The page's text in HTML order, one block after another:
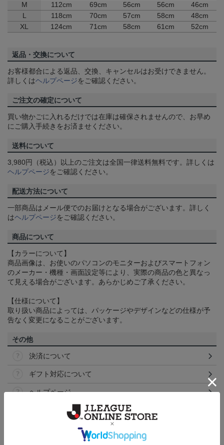
M 112cm 69cm 56cm 56cm
46cm
L
118cm 70cm 57cm 58cm
48cm
XL
124cm 71cm 58cm 61cm 52cm
返品・交換について
お客様都合による返品、交換、キャンセルはお受けできません。
詳しくはヘルプページをご確認ください。
ご注文の確定について
買い物かごに入れるだけでは在庫は確保されませんので、お早め
にご購入手続きをお済ませください。
送料について
3,980円（税込）以上のご注文は全国一律送料無料です。詳しくは
ヘルプページをご確認ください。
配送方法について
一部商品はメール便でのお届けとなる場合がございます。詳しく
はヘルプページをご確認ください。
商品について
【カラーについて】
商品画像は、お使いのパソコンのモニターおよびスマートフォン
のメーカー・機種・画面設定等により、実際の商品の色と異なっ
て見える場合がございます。あらかじめご了承ください。
【仕様について】
取り扱い商品によっては、パッケージやデザインなどの仕様が予
告なく変更になることがございます。
その他
決済について
ギフト対応について
ヘルプページ